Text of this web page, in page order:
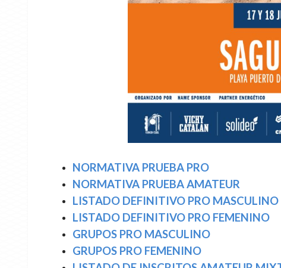
NORMATIVA PRUEBA PRO
NORMATIVA PRUEBA AMATEUR
LISTADO DEFINITIVO PRO MASCULINO
LISTADO DEFINITIVO PRO FEMENINO
GRUPOS PRO MASCULINO
GRUPOS PRO FEMENINO